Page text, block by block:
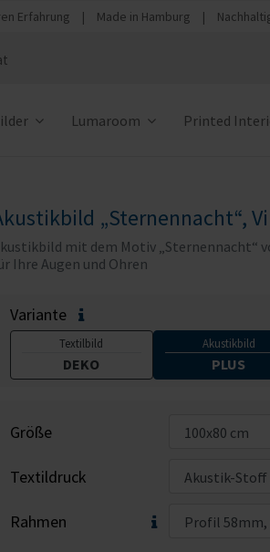
Erfahrung | Made in Hamburg |
Lumaroom Printed
„Sternennacht“,
mit dem Motiv „Sternennacht“
Ihre Augen und Ohren
Variante
Textilbild
DEKO
Akustikbild
PLUS
Größe
Textildruck
Rahmen